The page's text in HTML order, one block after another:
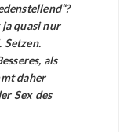
quasi nur
als
daher
Sex des